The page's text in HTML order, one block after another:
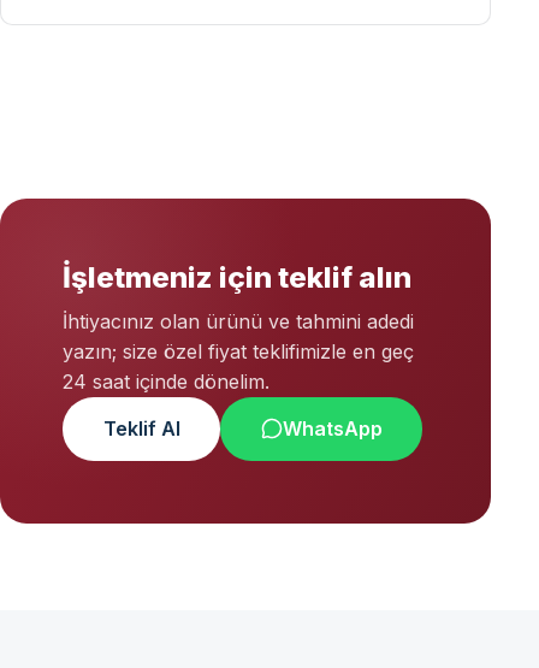
İşletmeniz için teklif alın
İhtiyacınız olan ürünü ve tahmini adedi
yazın; size özel fiyat teklifimizle en geç
24 saat içinde dönelim.
Teklif Al
WhatsApp